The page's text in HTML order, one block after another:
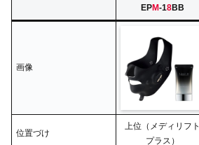
EPM-18BB
画像
位置づけ
上位（メディリフト
プラス）